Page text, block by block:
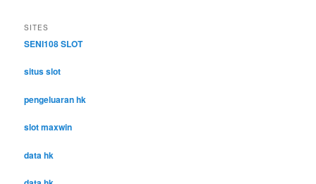
SITES
SENI108 SLOT
situs slot
pengeluaran hk
slot maxwin
data hk